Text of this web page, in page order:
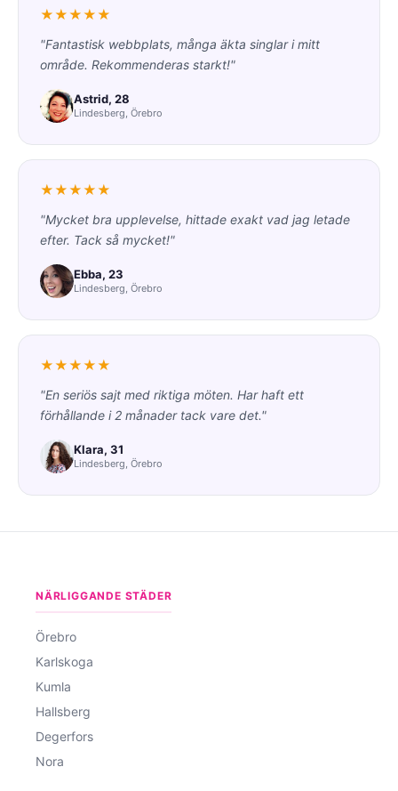
★★★★★
"Fantastisk webbplats, många äkta singlar i mitt
område. Rekommenderas starkt!"
Astrid, 28
Lindesberg, Örebro
★★★★★
"Mycket bra upplevelse, hittade exakt vad jag letade
efter. Tack så mycket!"
Ebba, 23
Lindesberg, Örebro
★★★★★
"En seriös sajt med riktiga möten. Har haft ett
förhållande i 2 månader tack vare det."
Klara, 31
Lindesberg, Örebro
NÄRLIGGANDE STÄDER
Örebro
Karlskoga
Kumla
Hallsberg
Degerfors
Nora